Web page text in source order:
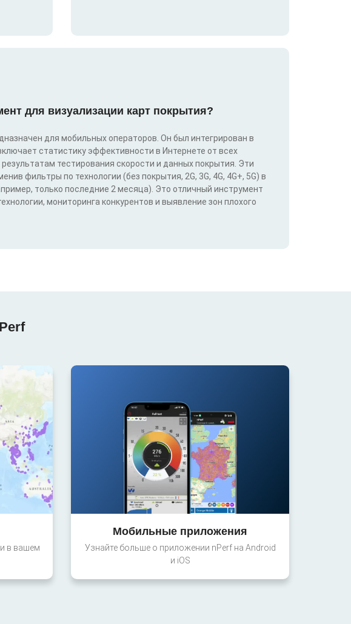
для визуализации карт покрытия?
для мобильных операторов. Он был интегрирован в
статистику эффективности в Интернете от всех
тестирования скорости и данных покрытия. Эти
фильтры по технологии (без покрытия, 2G, 3G, 4G, 4G+, 5G) в
только последние 2 месяца). Это отличный инструмент
мониторинга конкурентов и выявление зон плохого
в вашем
Мобильные приложения
Узнайте больше о приложении nPerf на Android
и iOS